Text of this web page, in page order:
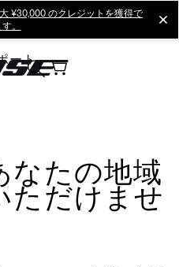
¥30,000 のクレジットを獲得で
。
ート
なたの地域
ただけませ